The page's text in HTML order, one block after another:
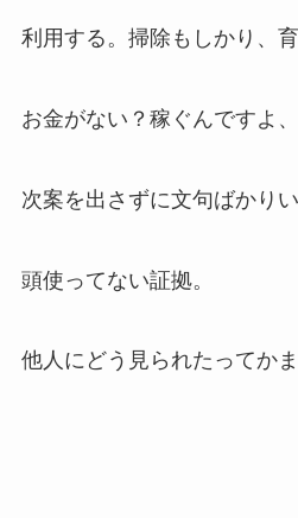
利用する。掃除もしかり、育
お金がない？稼ぐんですよ、
次案を出さずに文句ばかり
頭使ってない証拠。
他人にどう見られたってか